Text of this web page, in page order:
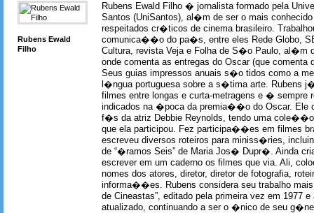
Rubens Ewald
Filho
Rubens Ewald Filho � jornalista formado pela
Santos (UniSantos), al�m de ser o mais
respeitados cr�ticos de cinema brasileiro.
comunica��o do pa�s, entre eles Rede Globo,
Cultura, revista Veja e Folha de S�o Paulo, al�m
onde comenta as entregas do Oscar (que comenta
Seus guias impressos anuais s�o tidos como a
l�ngua portuguesa sobre a s�tima arte. Rubens
filmes entre longas e curta-metragens e � sempre
indicados na �poca da premia��o do Oscar. Ele
f�s da atriz Debbie Reynolds, tendo uma
que ela participou. Fez participa��es em filmes
escreveu diversos roteiros para miniss�ries,
de “�ramos Seis” de Maria Jos� Dupr�. Ainda
escrever em um caderno os filmes que via. Ali,
nomes dos atores, diretor, diretor de fotografia,
informa��es. Rubens considera seu trabalho
de Cineastas”, editado pela primeira vez em 1977 e
atualizado, continuando a ser o �nico de seu